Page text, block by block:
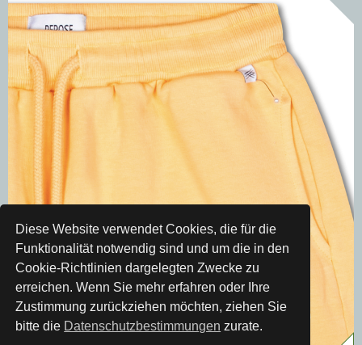
Diese Website verwendet Cookies, die für die
Funktionalität notwendig sind und um die in den
Cookie-Richtlinien dargelegten Zwecke zu
erreichen. Wenn Sie mehr erfahren oder Ihre
Zustimmung zurückziehen möchten, ziehen Sie
bitte die Datenschutzbestimmungen zurate.